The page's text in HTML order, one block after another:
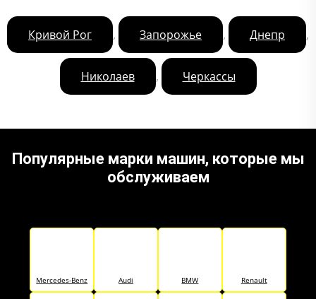
Кривой Рог , Запорожье , Днепр ,
Николаев , Черкассы
Популярные марки машин, которые мы
обслуживаем
Mercedes-Benz Audi BMW Renault